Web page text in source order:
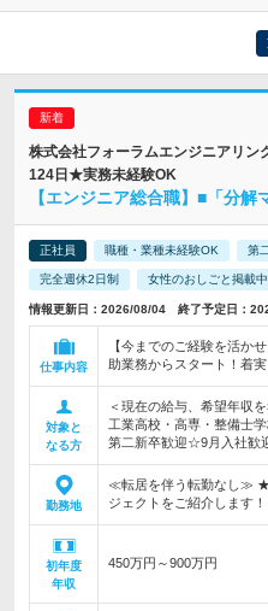
株式会社フォーラムエンジニアリ
124日★実務未経験OK
【エンジニア総合職】■「分
正社員 職種・業種未経験OK 第
完全週休2日制 女性のおしごと掲載中
情報更新日：2026/08/04 終了予定日：
仕事内容
【今までのご経験を活か
助業務からスタート！着
対象と
なる方
＜現在の給与、希望年収
工業高校・高専・整備士
第二新卒歓迎☆9月入社歓
勤務地
≪転居を伴う転勤なし≫ ★
ジェクトをご紹介します
初年度
年収
450万円～900万円